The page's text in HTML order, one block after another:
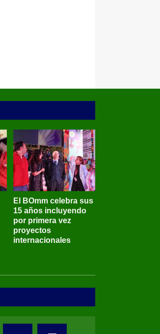
El BOmm celebra sus
15 años incluyendo
por primera vez
proyectos
internacionales